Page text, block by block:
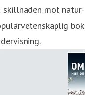
skillnaden mot